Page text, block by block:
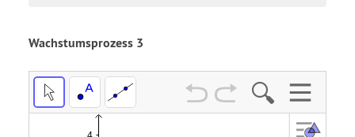
Wachstumsprozess 3
Drücke
Eingabe,
f'
Drücke
Eingabe,
Funktion
Drücke